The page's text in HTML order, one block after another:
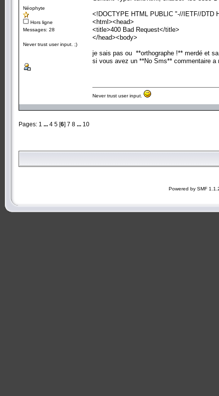
Néophyte
Hors ligne
Messages: 28
Never trust user input. ;)
<!DOCTYPE HTML PUBLIC "-//IETF//DTD
<html><head>
<title>400 Bad Request</title>
</head><body>
je sais pas ou **orthographe !** merdé et
si vous avez un **No Sms** commentaire a
Never trust user input.
Pages: 1 ... 4 5 [6] 7 8 ... 10
Powered by SMF